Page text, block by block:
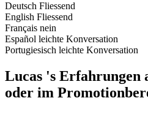
Deutsch Fliessend
English Fliessend
Français nein
Español leichte Konversation
Portugiesisch leichte Konversation
Lucas 's Erfahrungen
oder im